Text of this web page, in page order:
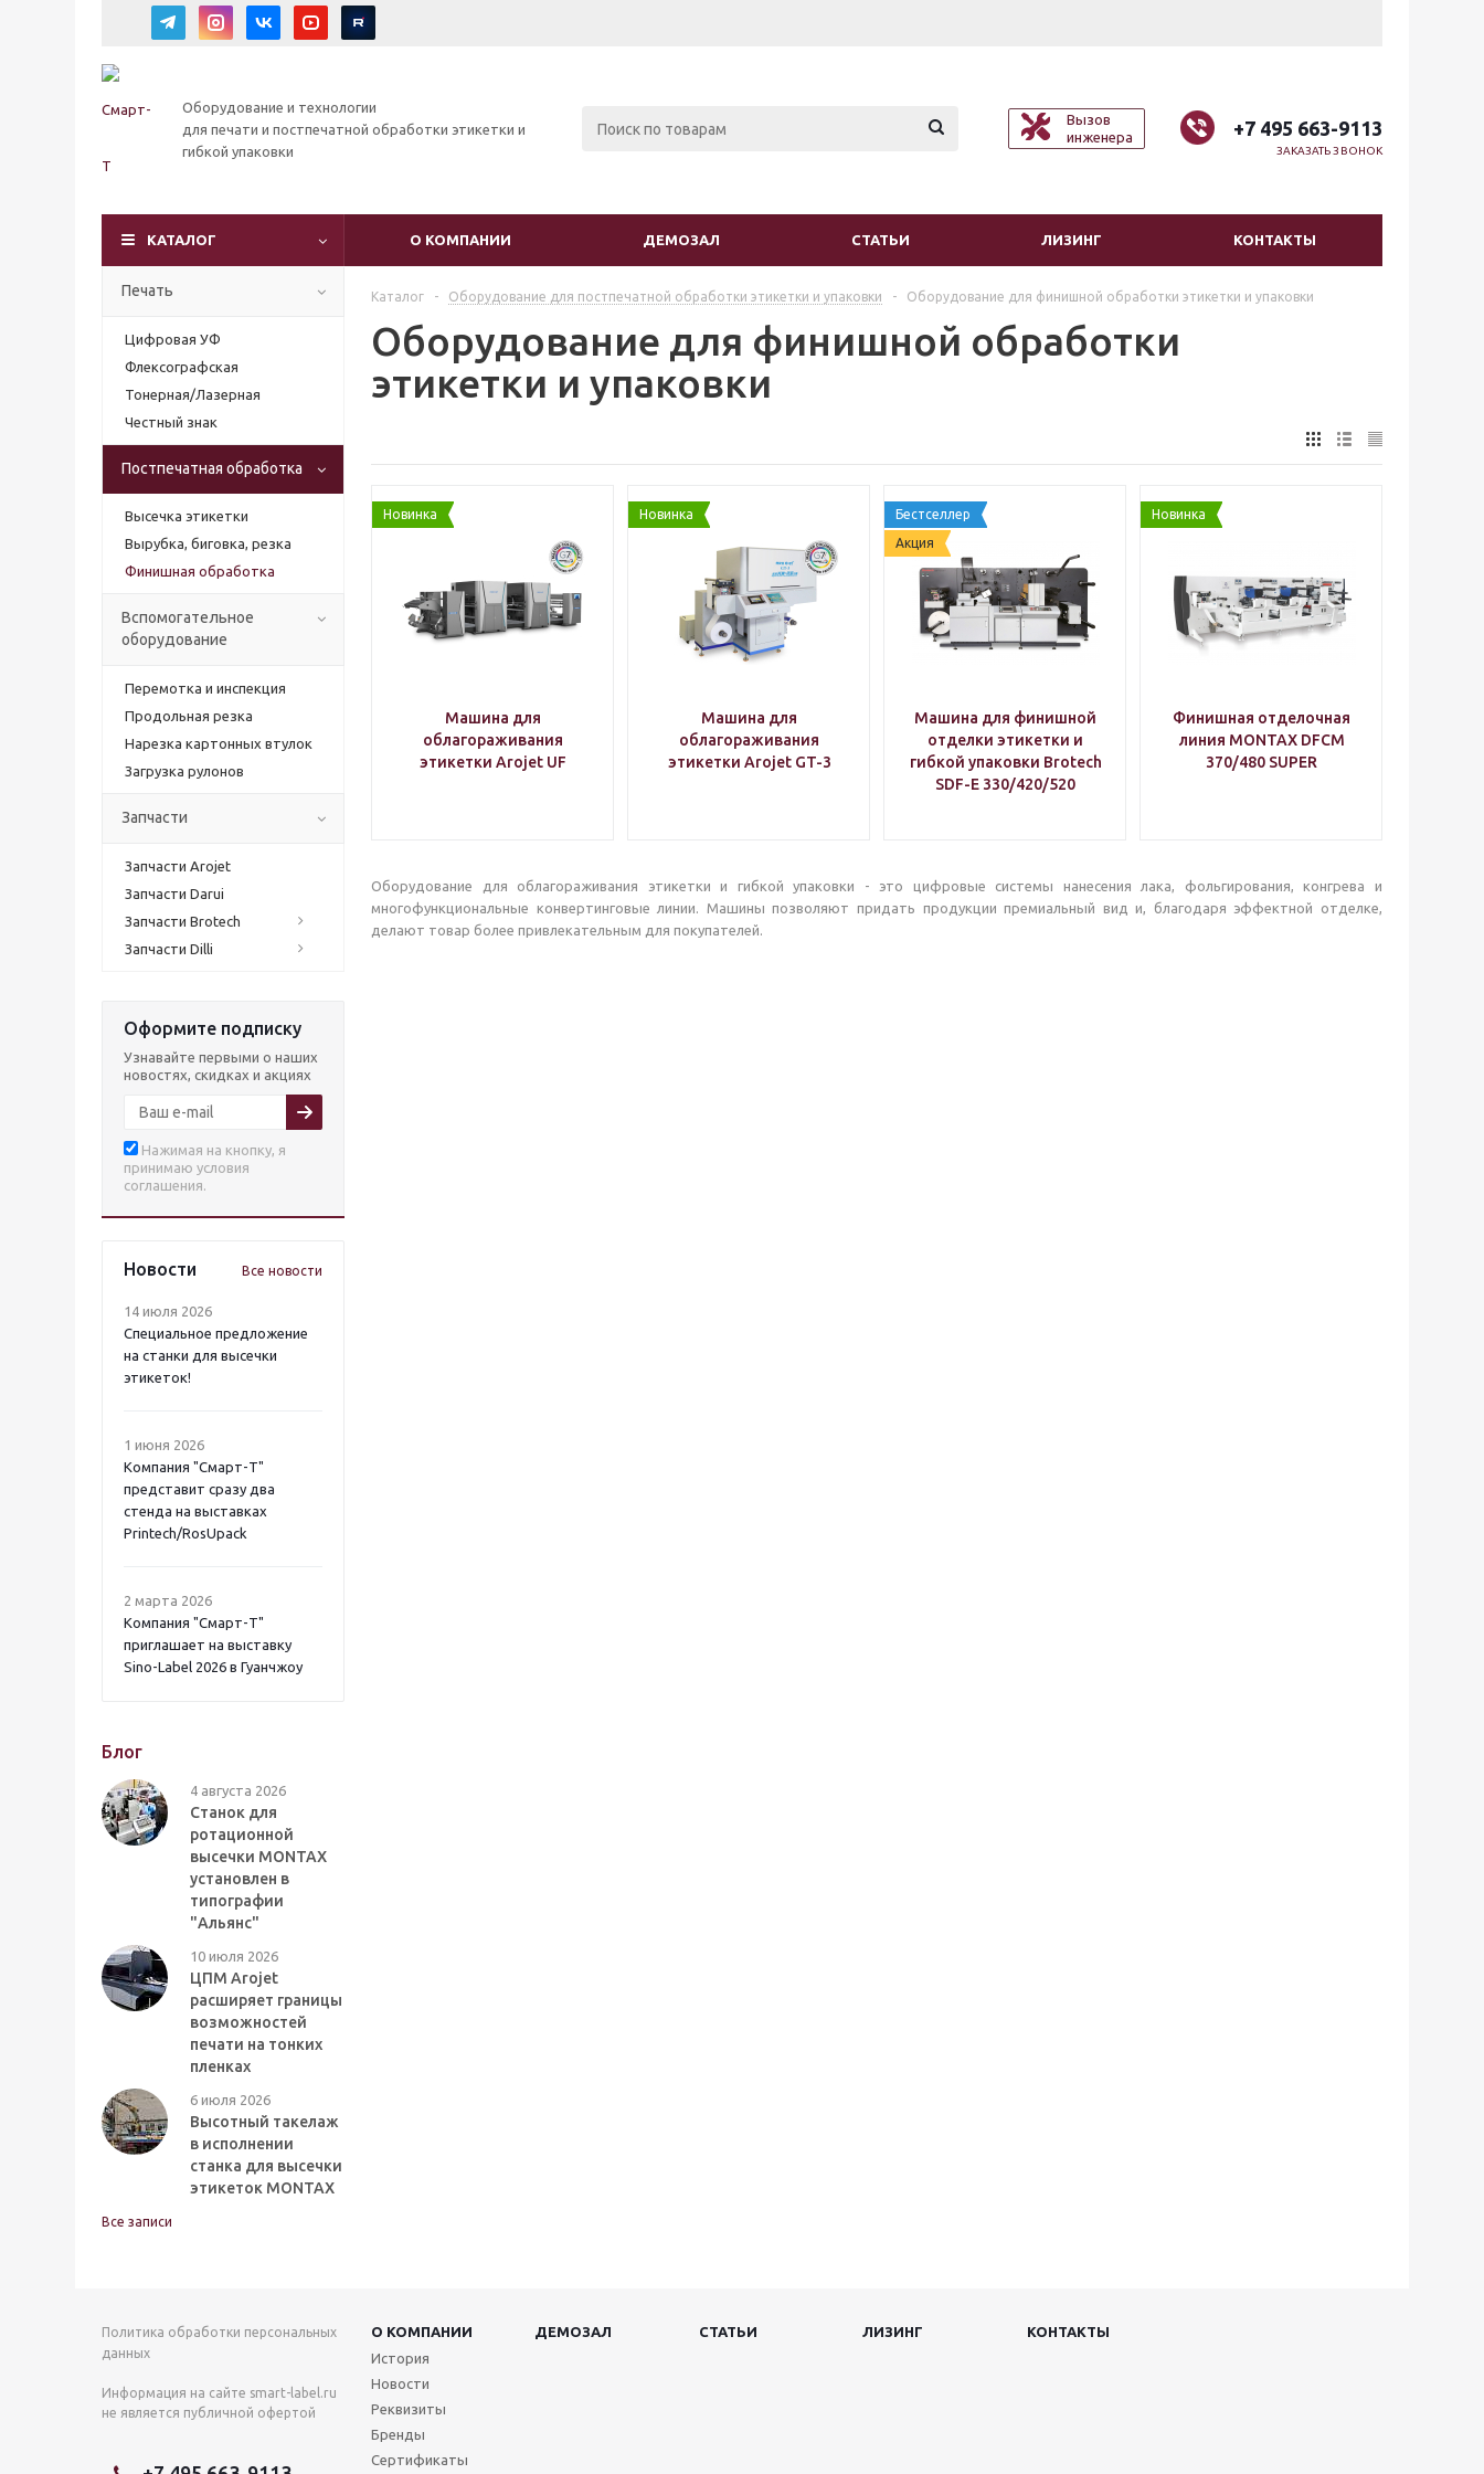
Оборудование и технологии
для печати и постпечатной обработки этикетки и
гибкой упаковки
Вызов
инженера
+7 495 663-9113
ЗАКАЗАТЬ ЗВОНОК
КАТАЛОГ О КОМПАНИИ ДЕМОЗАЛ СТАТЬИ ЛИЗИНГ КОНТАКТЫ
Печать
Цифровая УФ
Флексографская
Тонерная/Лазерная
Честный знак
Постпечатная обработка
Высечка этикетки
Вырубка, биговка, резка
Финишная обработка
Вспомогательное
оборудование
Перемотка и инспекция
Продольная резка
Нарезка картонных втулок
Загрузка рулонов
Запчасти
Запчасти Arojet
Запчасти Darui
Запчасти Brotech
Запчасти Dilli
Оформите подписку
Узнавайте первыми о наших
новостях, скидках и акциях
Нажимая на кнопку, я
принимаю условия
соглашения.
Новости Все новости
14 июля 2026
Специальное предложение
на станки для высечки
этикеток!
1 июня 2026
Компания "Смарт-Т"
представит сразу два
стенда на выставках
Printech/RosUpack
2 марта 2026
Компания "Смарт-Т"
приглашает на выставку
Sino-Label 2026 в Гуанчжоу
Блог
4 августа 2026
Станок для
ротационной
высечки MONTAX
установлен в
типографии
"Альянс"
10 июля 2026
ЦПМ Arojet
расширяет границы
возможностей
печати на тонких
пленках
6 июля 2026
Высотный такелаж
в исполнении
станка для высечки
этикеток MONTAX
Все записи
Каталог - Оборудование для постпечатной обработки этикетки и упаковки - Оборудование для финишной обработки этикетки и упаковки
Оборудование для финишной обработки
этикетки и упаковки
Новинка
Машина для
облагораживания
этикетки Arojet UF
Новинка
Машина для
облагораживания
этикетки Arojet GT-3
Бестселлер
Акция
Машина для финишной
отделки этикетки и
гибкой упаковки Brotech
SDF-E 330/420/520
Новинка
Финишная отделочная
линия MONTAX DFCM
370/480 SUPER
Оборудование для облагораживания этикетки и гибкой упаковки - это цифровые системы нанесения лака, фольгирования, конгрева и
многофункциональные конвертинговые линии. Машины позволяют придать продукции премиальный вид и, благодаря эффектной отделке,
делают товар более привлекательным для покупателей.
Политика обработки персональных
данных
Информация на сайте smart-label.ru
не является публичной офертой
О КОМПАНИИ ДЕМОЗАЛ СТАТЬИ ЛИЗИНГ
КОНТАКТЫ
История
Новости
Реквизиты
Бренды
Сертификаты